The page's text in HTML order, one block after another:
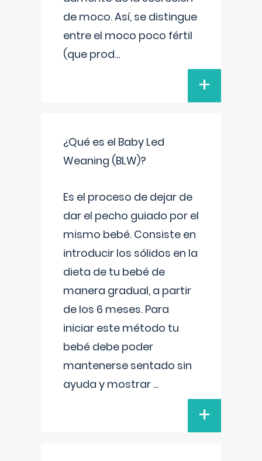
de moco. Así, se distingue
entre el moco poco fértil
(que prod...
+
¿Qué es el Baby Led
Weaning (BLW)?
Es el proceso de dejar de
dar el pecho guiado por el
mismo bebé. Consiste en
introducir los sólidos en la
dieta de tu bebé de
manera gradual, a partir
de los 6 meses. Para
iniciar este método tu
bebé debe poder
mantenerse sentado sin
ayuda y mostrar ...
+